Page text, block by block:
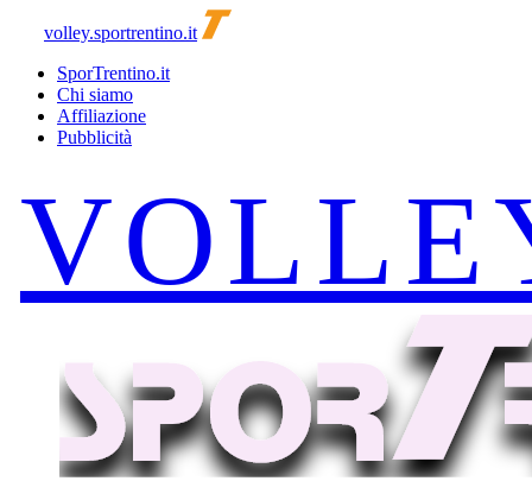
volley.sportrentino.it
SporTrentino.it
Chi siamo
Affiliazione
Pubblicità